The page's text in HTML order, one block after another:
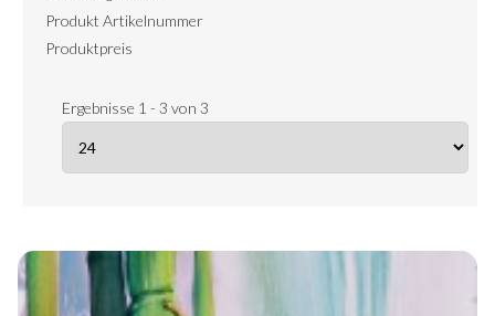
Produkt Artikelnummer
Produktpreis
Ergebnisse 1 - 3 von 3